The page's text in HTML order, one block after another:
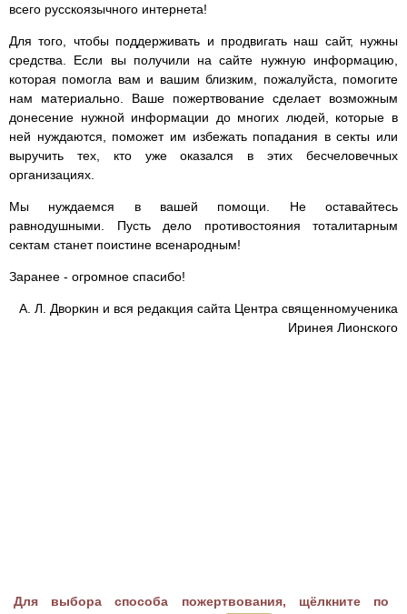
всего русскоязычного интернета!
Для того, чтобы поддерживать и продвигать наш сайт, нужны
средства. Если вы получили на сайте нужную информацию,
которая помогла вам и вашим близким, пожалуйста, помогите
нам материально. Ваше пожертвование сделает возможным
донесение нужной информации до многих людей, которые в
ней нуждаются, поможет им избежать попадания в секты или
выручить тех, кто уже оказался в этих бесчеловечных
организациях.
Мы нуждаемся в вашей помощи. Не оставайтесь
равнодушными. Пусть дело противостояния тоталитарным
сектам станет поистине всенародным!
Заранее - огромное спасибо!
А. Л. Дворкин и вся редакция сайта Центра священномученика
Иринея Лионского
Для выбора способа пожертвования, щёлкните по